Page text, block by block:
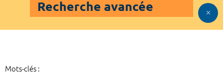
Recherche avancée
Mots-clés :